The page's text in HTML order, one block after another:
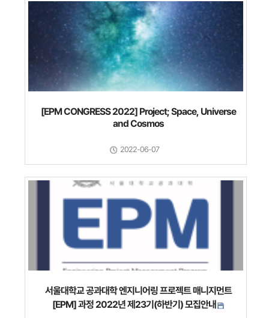
[EPM CONGRESS 2022] Project; Space, Universe
and Cosmos
2022-06-07
서울대학교 공과대학 엔지니어링 프로젝트 매니지먼트
[EPM] 과정 2022년 제23기(하반기) 모집안내